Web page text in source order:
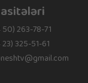
263-78-71
325-51-61